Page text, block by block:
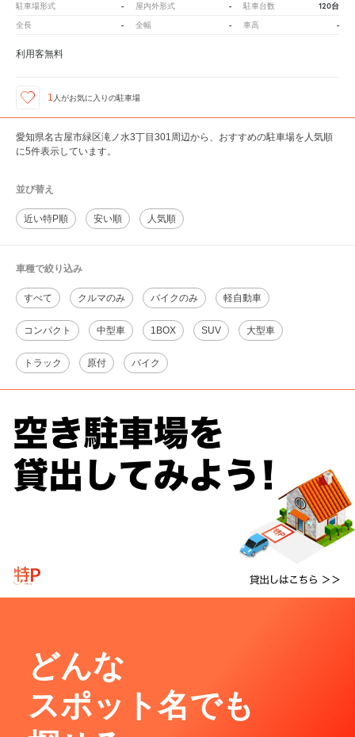
駐車場形式 - 屋内外形式 - 駐車台数 120台
全長 - 全幅 - 車高 -
利用客無料
1 人がお気に入りの駐車場
愛知県名古屋市緑区滝ノ水3丁目301周辺から、おすすめの駐車場を人気順
に5件表示しています。
並び替え
近い特P順 安い順 人気順
車種で絞り込み
すべて クルマのみ バイクのみ 軽自動車
コンパクト 中型車 1BOX SUV 大型車
トラック 原付 バイク
どんな
スポット名でも